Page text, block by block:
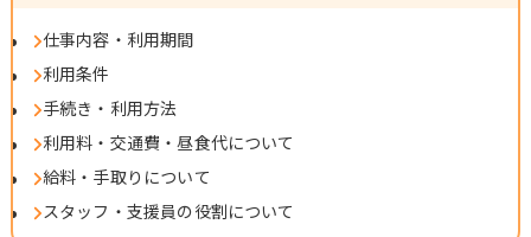
仕事内容・利用期間
利用条件
手続き・利用方法
利用料・交通費・昼食代について
給料・手取りについて
スタッフ・支援員の役割について